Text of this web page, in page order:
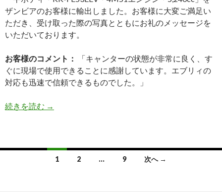
ザンビアのお客様に輸出しました。お客様に大変ご満足い
ただき、受け取った際の写真とともにお礼のメッセージを
いただいております。
お客様のコメント：
「キャンターの状態が非常に良く、す
ぐに現場で使用できることに感謝しています。エブリィの
対応も迅速で信頼できるものでした。」
続きを読む
三
ン
→
1 2 … 9 次へ →